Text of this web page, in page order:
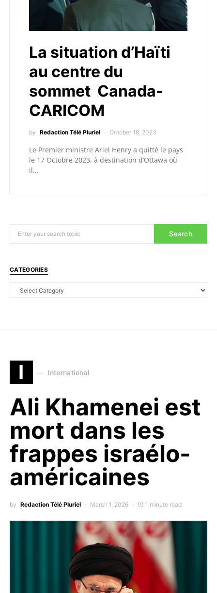
La situation d’Haïti
au centre du
sommet Canada-
CARICOM
by Redaction Télé Pluriel October 18, 2023
Le Premier ministre Ariel Henry a quitté le pays
le 17 Octobre 2023, à destination d’Ottawa où
il…
Search
CATEGORIES
I International
Ali Khamenei est
mort dans les
frappes israélo-
américaines
by Redaction Télé Pluriel March 1, 2026 1 minute read